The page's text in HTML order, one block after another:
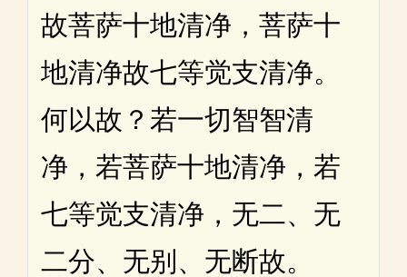
故菩萨十地清净，菩萨十
地清净故七等觉支清净。
何以故？若一切智智清
净，若菩萨十地清净，若
七等觉支清净，无二、无
二分、无别、无断故。